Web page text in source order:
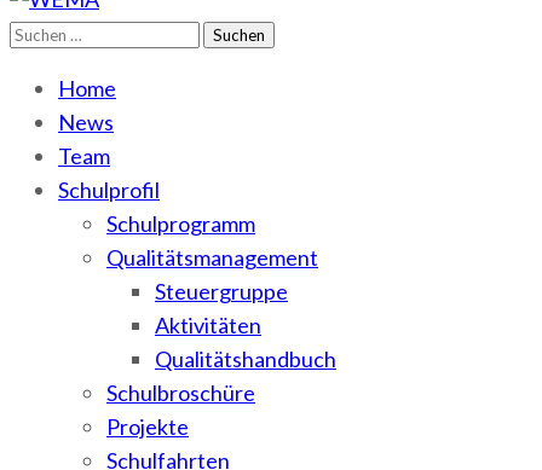
WEMA
BbS I des Salzlandkreises
Suchen
Home
News
Team
Schulprofil
Schulprogramm
Qualitätsmanagement
Steuergruppe
Aktivitäten
Qualitätshandbuch
Schulbroschüre
Projekte
Schulfahrten